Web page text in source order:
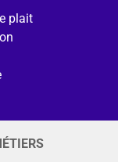
plait